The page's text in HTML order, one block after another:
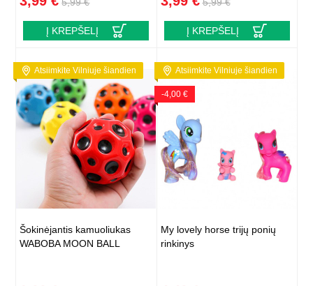
5,99 €
Į KREPŠELĮ
5,99 €
Į KREPŠELĮ
Atsiimkite Vilniuje šiandien
Šokinėjantis kamuoliukas
WABOBA MOON BALL
Atsiimkite Vilniuje šiandien
-4,00 €
My lovely horse trijų ponių
rinkinys